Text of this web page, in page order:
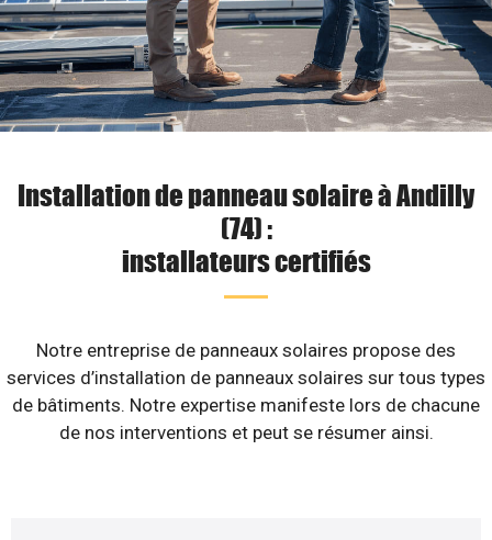
Installation de panneau solaire à Andilly
(74) :
installateurs certifiés
Notre entreprise de panneaux solaires propose des
services d’installation de panneaux solaires sur tous types
de bâtiments. Notre expertise manifeste lors de chacune
de nos interventions et peut se résumer ainsi.